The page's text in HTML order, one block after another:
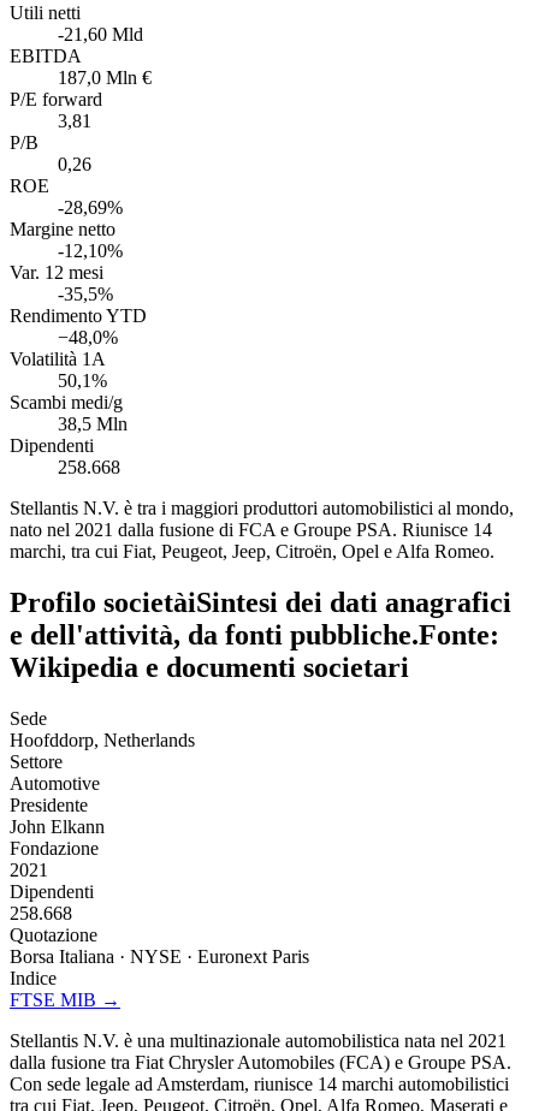
Utili netti
-21,60 Mld
EBITDA
187,0 Mln €
P/E forward
3,81
P/B
0,26
ROE
-28,69%
Margine netto
-12,10%
Var. 12 mesi
-35,5%
Rendimento YTD
−48,0%
Volatilità 1A
50,1%
Scambi medi/g
38,5 Mln
Dipendenti
258.668
Stellantis N.V. è tra i maggiori produttori automobilistici al mondo,
nato nel 2021 dalla fusione di FCA e Groupe PSA. Riunisce 14
marchi, tra cui Fiat, Peugeot, Jeep, Citroën, Opel e Alfa Romeo.
Profilo societàiSintesi dei dati anagrafici
e dell'attività, da fonti pubbliche.Fonte:
Wikipedia e documenti societari
Sede
Hoofddorp, Netherlands
Settore
Automotive
Presidente
John Elkann
Fondazione
2021
Dipendenti
258.668
Quotazione
Borsa Italiana · NYSE · Euronext Paris
Indice
FTSE MIB →
Stellantis N.V. è una multinazionale automobilistica nata nel 2021
dalla fusione tra Fiat Chrysler Automobiles (FCA) e Groupe PSA.
Con sede legale ad Amsterdam, riunisce 14 marchi automobilistici
tra cui Fiat, Jeep, Peugeot, Citroën, Opel, Alfa Romeo, Maserati e